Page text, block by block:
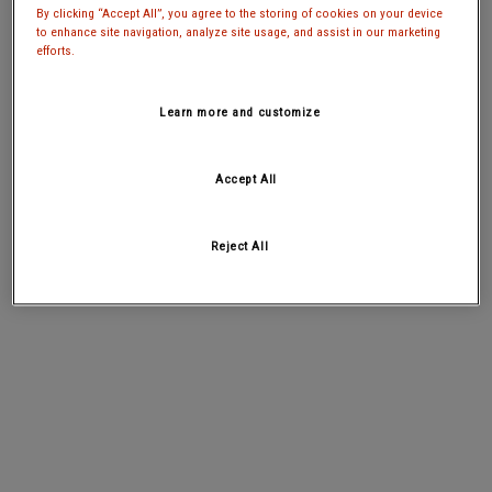
By clicking “Accept All”, you agree to the storing of cookies on your device
to enhance site navigation, analyze site usage, and assist in our marketing
efforts.
Learn more and customize
Reject All
Accept All